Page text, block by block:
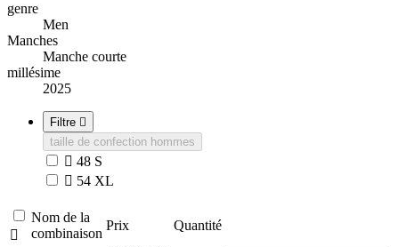
genre
Men
Manches
Manche courte
millésime
2025
Filtre 
taille de confection hommes
 48 S
 54 XL

Nom de la
combinaison
Prix Quantité